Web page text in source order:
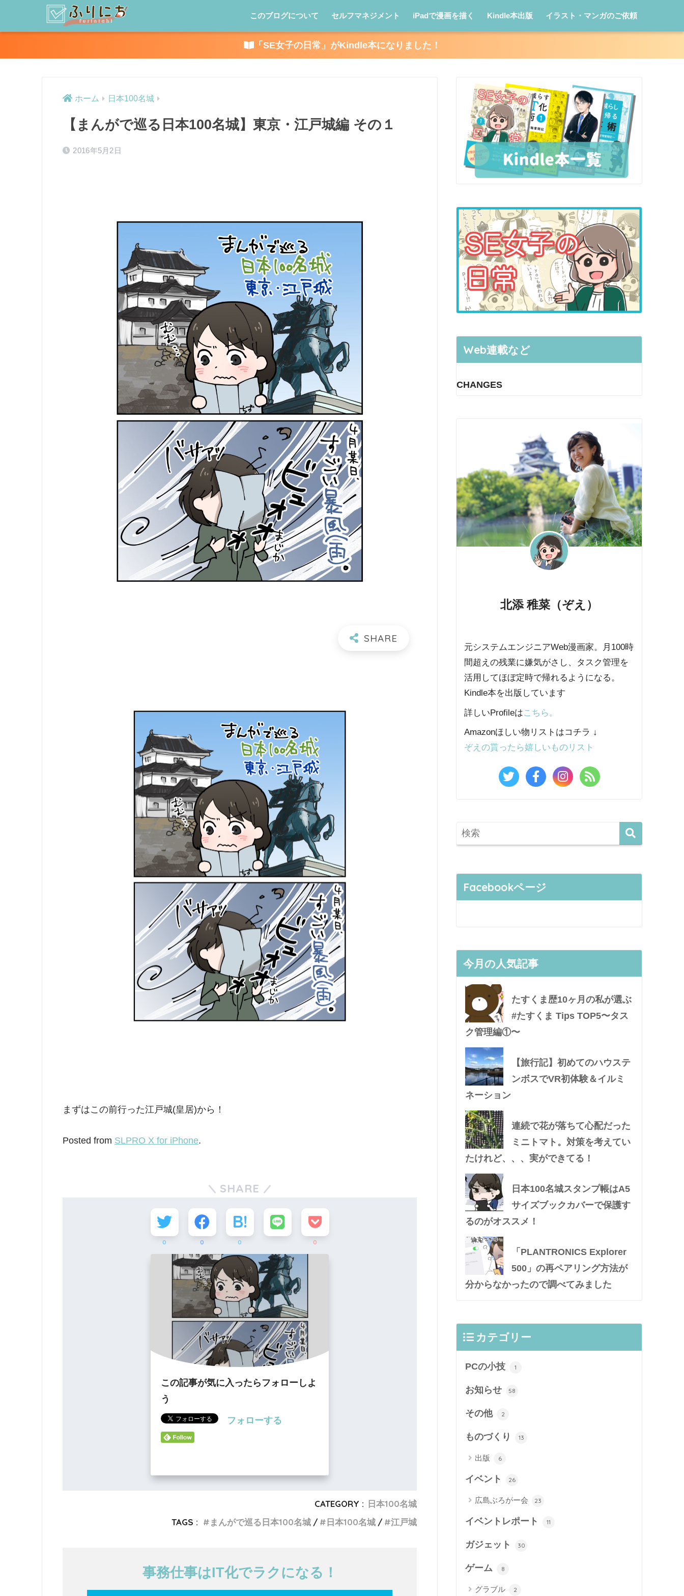
このブログについて セルフマネジメント iPadで漫画を描く Kindle本出版 イラスト・マンガのご依頼
「SE女子の日常」がKindle本になりました！
ホーム 日本100名城
【まんがで巡る日本100名城】東京・江戸城編 その１
2016年5月2日
まずはこの前行った江戸城(皇居)から！
Posted from SLPRO X for iPhone.
SHARE
0 0 0 0
この記事が気に入ったらフォローしよ
う
CATEGORY : 日本100名城
TAGS :
まんがで巡る日本100名城 日本100名城 江戸城
事務仕事はIT化でラクになる！
Web連載など
CHANGES
北添 稚菜（ぞえ）
元システムエンジニアWeb漫画家。月100時
間超えの残業に嫌気がさし、タスク管理を
活用してほぼ定時で帰れるようになる。
Kindle本を出版しています
詳しいProfileはこちら。
Amazonほしい物リストはコチラ ↓
ぞえの貰ったら嬉しいものリスト
Facebookページ
今月の人気記事
たすくま歴10ヶ月の私が選ぶ
#たすくま Tips TOP5〜タス
ク管理編①〜
【旅行記】初めてのハウステ
ンボスでVR初体験＆イルミ
ネーション
連続で花が落ちて心配だった
ミニトマト。対策を考えてい
たけれど、、、実ができてる！
日本100名城スタンプ帳はA5
サイズブックカバーで保護す
るのがオススメ！
「PLANTRONICS Explorer
500」の再ペアリング方法が
分からなかったので調べてみました
カテゴリー
PCの小技 1
お知らせ 58
その他 2
ものづくり 13
出版 6
イベント 26
広島ぶろがー会 23
イベントレポート 11
ガジェット 30
ゲーム 8
グラブル 2